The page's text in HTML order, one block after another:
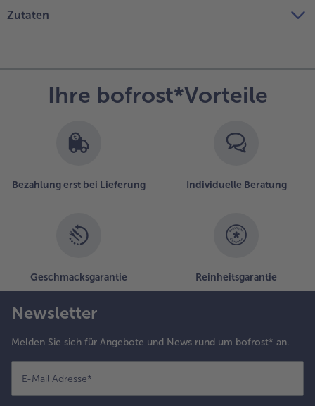
Zutaten
Ihre bofrost*Vorteile
Bezahlung erst bei Lieferung Individuelle Beratung
Geschmacksgarantie Reinheitsgarantie
Newsletter
Melden Sie sich für Angebote und News rund um bofrost* an.
E-Mail Adresse*